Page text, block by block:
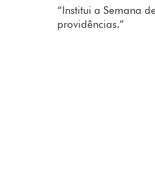
“Institui a Semana
providências.”